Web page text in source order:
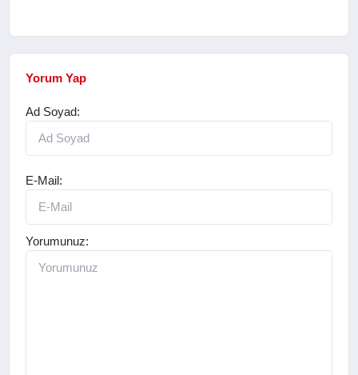
Yorum Yap
Ad Soyad:
E-Mail:
Yorumunuz: